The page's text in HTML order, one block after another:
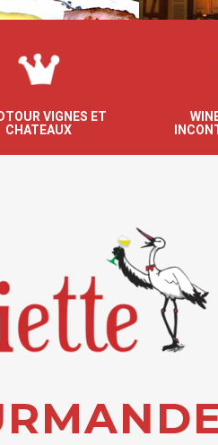
VIGNES ET
CHATEAUX